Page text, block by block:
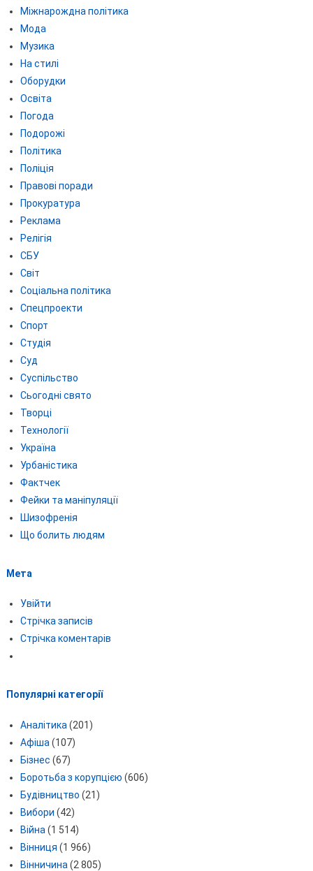
Міжнарождна політика
Мода
Музика
На стилі
Оборудки
Освіта
Погода
Подорожі
Політика
Поліція
Правові поради
Прокуратура
Реклама
Релігія
СБУ
Світ
Соціальна політика
Спецпроекти
Спорт
Студія
Суд
Суспільство
Сьогодні свято
Творці
Технології
Україна
Урбаністика
Фактчек
Фейки та маніпуляції
Шизофренія
Що болить людям
Мета
Увійти
Стрічка записів
Стрічка коментарів
Популярні категорії
Аналітика (201)
Афіша (107)
Бізнес (67)
Боротьба з корупцією (606)
Будівництво (21)
Вибори (42)
Війна (1 514)
Вінниця (1 966)
Вінничина (2 805)